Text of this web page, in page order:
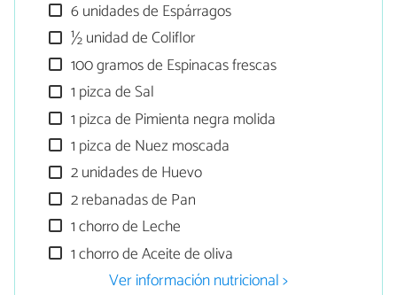
6 unidades de Espárragos
½ unidad de Coliflor
100 gramos de Espinacas frescas
1 pizca de Sal
1 pizca de Pimienta negra molida
1 pizca de Nuez moscada
2 unidades de Huevo
2 rebanadas de Pan
1 chorro de Leche
1 chorro de Aceite de oliva
Ver información nutricional >